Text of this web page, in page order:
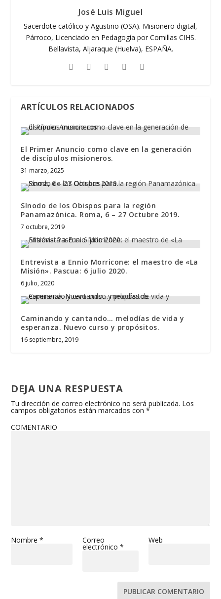
José Luis Miguel
Sacerdote católico y Agustino (OSA). Misionero digital,
Párroco, Licenciado en Pedagogía por Comillas CIHS.
Bellavista, Aljaraque (Huelva), ESPAÑA.
ARTÍCULOS RELACIONADOS
El Primer Anuncio como clave en la generación
de discípulos misioneros.
31 marzo, 2025
Sínodo de los Obispos para la región
Panamazónica. Roma, 6 – 27 Octubre 2019.
7 octubre, 2019
Entrevista a Ennio Morricone: el maestro de «La
Misión». Pascua: 6 julio 2020.
6 julio, 2020
Caminando y cantando… melodías de vida y
esperanza. Nuevo curso y propósitos.
16 septiembre, 2019
DEJA UNA RESPUESTA
Tu dirección de correo electrónico no será publicada. Los
campos obligatorios están marcados con*
COMENTARIO
Nombre* Correo
electrónico *
Web